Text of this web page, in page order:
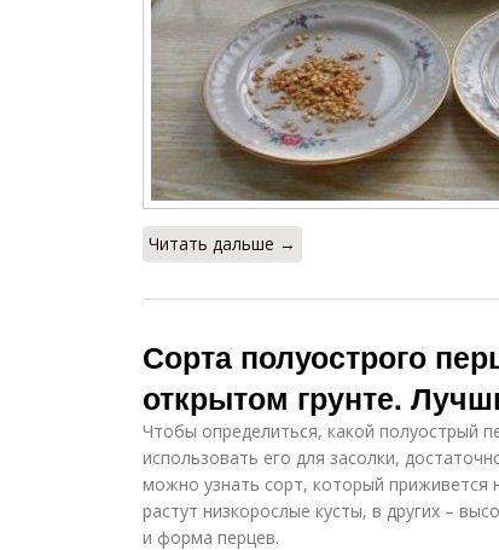
Читать дальше →
Сорта полуострого
открытом грунте.
Чтобы определиться, какой полуострый
использовать его для засолки,
можно узнать сорт, который приживется
растут низкорослые кусты, в других –
и форма перцев.